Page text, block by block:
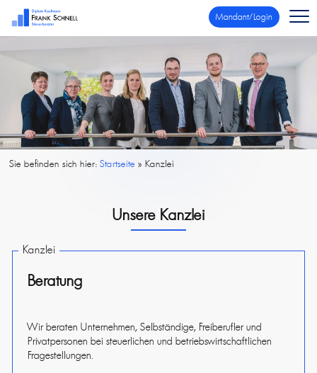
Mandant/Login
Sie befinden sich hier:Startseite »Kanzlei
Unsere Kanzlei
Kanzlei
Beratung
Wir beraten Unternehmen, Selbständige, Freiberufler und
Privatpersonen bei steuerlichen und betriebswirtschaftlichen
Fragestellungen.